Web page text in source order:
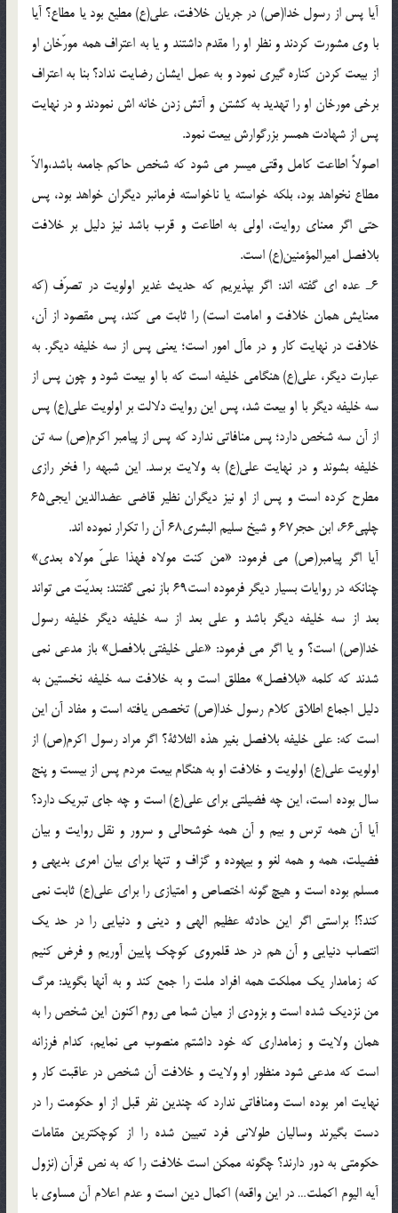
آيا پس از رسول خدا(ص) در جريان خلافت، على(ع) مطيع بود يا مطاع؟ آيا
با وى مشورت كردند و نظر او را مقدم داشتند و يا به اعتراف همه مورّخان او
از بيعت كردن كناره گيرى نمود و به عمل ايشان رضايت نداد؟ بنا به اعتراف
برخى مورخان او را تهديد به كشتن و آتش زدن خانه اش نمودند و در نهايت
پس از شهادت همسر بزرگوارش بيعت نمود.
اصولاً اطاعت كامل وقتى ميسر مى شود كه شخص حاكم جامعه باشد،والاّ
مطاع نخواهد بود، بلكه خواسته يا ناخواسته فرمانبر ديگران خواهد بود، پس
حتى اگر معناى روايت، اولى به اطاعت و قرب باشد نيز دليل بر خلافت
بلافصل اميرالمؤمنين(ع) است.
6ـ عده اى گفته اند: اگر بپذيريم كه حديث غدير اولويت در تصرّف (كه
معنايش همان خلافت و امامت است) را ثابت مى كند، پس مقصود از آن،
خلافت در نهايت كار و در مآل امور است؛ يعنى پس از سه خليفه ديگر. به
عبارت ديگر، على(ع) هنگامى خليفه است كه با او بيعت شود و چون پس از
سه خليفه ديگر با او بيعت شد، پس اين روايت دلالت بر اولويت على(ع) پس
از آن سه شخص دارد؛ پس منافاتى ندارد كه پس از پيامبر اكرم(ص) سه تن
خليفه بشوند و در نهايت على(ع) به ولايت برسد. اين شبهه را فخر رازى
مطرح كرده است و پس از او نيز ديگران نظير قاضى عضدالدين ايجى65
چلپى66، ابن حجر67 و شيخ سليم البشرى68 آن را تكرار نموده اند.
آيا اگر پيامبر(ص) مى فرمود: «من كنت مولاه فهذا علىّ مولاه بعدى»
چنانكه در روايات بسيار ديگر فرموده است69 باز نمى گفتند: بعديّت مى تواند
بعد از سه خليفه ديگر باشد و على بعد از سه خليفه ديگر خليفه رسول
خدا(ص) است؟ و يا اگر مى فرمود: «على خليفتى بلافصل» باز مدعى نمى
شدند كه كلمه «بلافصل» مطلق است و به خلافت سه خليفه نخستين به
دليل اجماع اطلاق كلام رسول خدا(ص) تخصص يافته است و مفاد آن اين
است كه: على خليفه بلافصل بغير هذه الثلاثة؟ اگر مراد رسول اكرم(ص) از
اولويت على(ع) اولويت و خلافت او به هنگام بيعت مردم پس از بيست و پنج
سال بوده است، اين چه فضيلتى براى على(ع) است و چه جاى تبريك دارد؟
آيا آن همه ترس و بيم و آن همه خوشحالى و سرور و نقل روايت و بيان
فضيلت، همه و همه لغو و بيهوده و گزاف و تنها براى بيان امرى بديهى و
مسلم بوده است و هيچ گونه اختصاص و امتيازى را براى على(ع) ثابت نمى
كند؟! براستى اگر اين حادثه عظيم الهى و دينى و دنيايى را در حد يك
انتصاب دنيايى و آن هم در حد قلمروى كوچك پايين آوريم و فرض كنيم
كه زمامدار يك مملكت همه افراد ملت را جمع كند و به آنها بگويد: مرگ
من نزديك شده است و بزودى از ميان شما مى روم اكنون اين شخص را به
همان ولايت و زمامدارى كه خود داشتم منصوب مى نمايم، كدام فرزانه
است كه مدعى شود منظور او ولايت و خلافت آن شخص در عاقبت كار و
نهايت امر بوده است ومنافاتى ندارد كه چندين نفر قبل از او حكومت را در
دست بگيرند وساليان طولانى فرد تعيين شده را از كوچكترين مقامات
حكومتى به دور دارند؟ چگونه ممكن است خلافت را كه به نص قرآن (نزول
آيه اليوم اكملت… در اين واقعه) اكمال دين است و عدم اعلام آن مساوى با